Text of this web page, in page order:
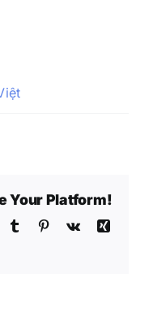
Your Platform!
Tumblr Pinterest
Vk
Xing